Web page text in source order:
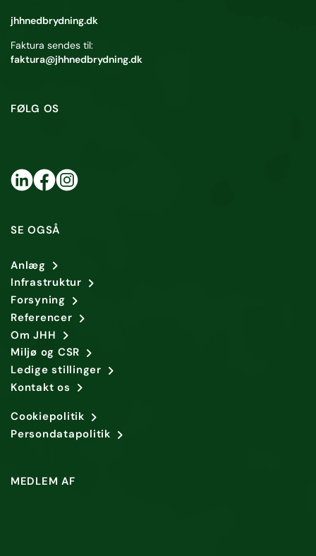
jhhnedbrydning.dk
Faktura sendes til:
faktura@jhhnedbrydning.dk
FØLG OS
SE OGSÅ
Anlæg
Infrastruktur
Forsyning
Referencer
Om JHH
Miljø og CSR
Ledige stillinger
Kontakt os
Cookiepolitik
Persondatapolitik
MEDLEM AF